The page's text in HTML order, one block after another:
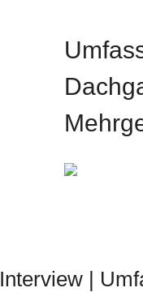
Interview |